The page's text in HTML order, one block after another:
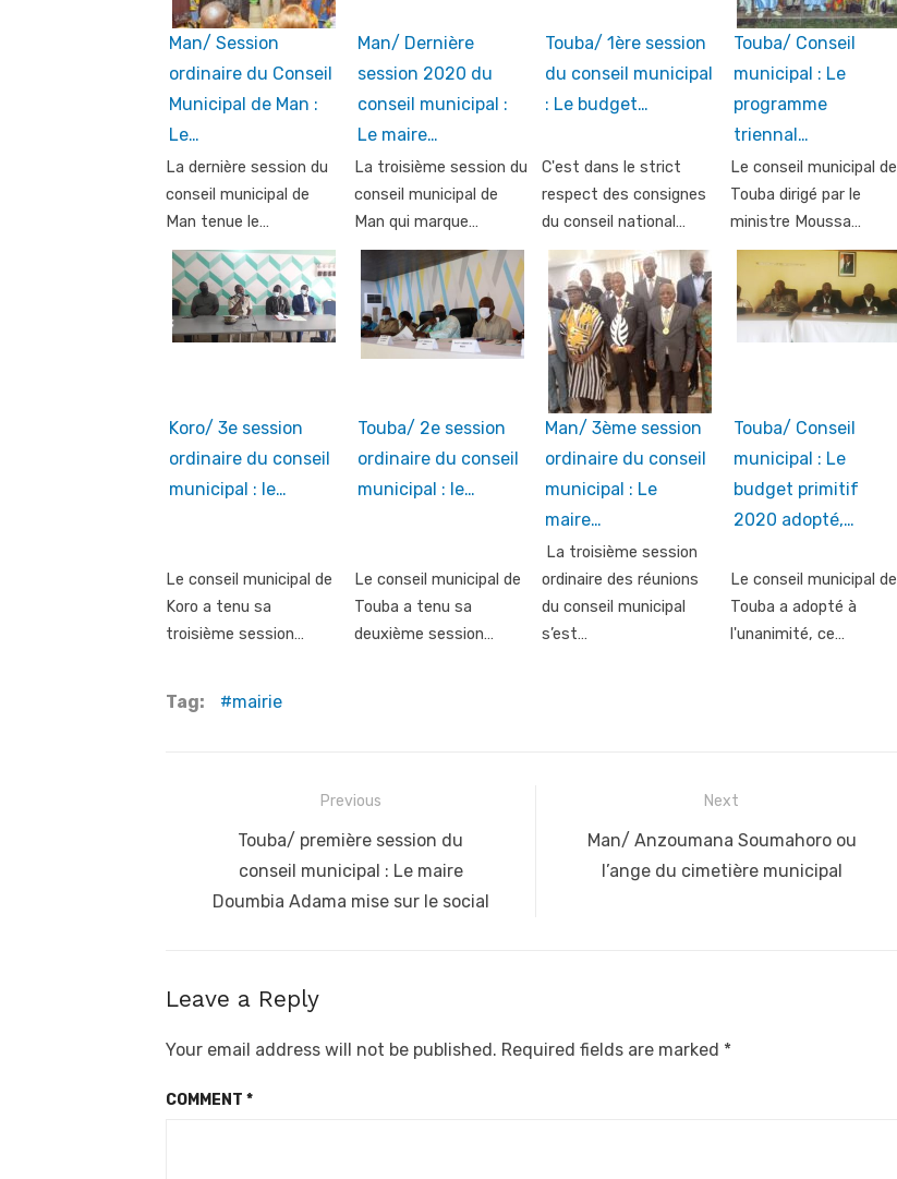
Man/ Session
ordinaire du Conseil
Municipal de Man :
Le…
La dernière session du
conseil municipal de
Man tenue le…
Man/ Dernière
session 2020 du
conseil municipal :
Le maire…
La troisième session du
conseil municipal de
Man qui marque…
Touba/ 1ère session
du conseil municipal
: Le budget…
C'est dans le strict
respect des consignes
du conseil national…
Touba/ Conseil
municipal : Le
programme
triennal…
Le conseil municipal de
Touba dirigé par le
ministre Moussa…
Koro/ 3e session
ordinaire du conseil
municipal : le…
Le conseil municipal de
Koro a tenu sa
troisième session…
Touba/ 2e session
ordinaire du conseil
municipal : le…
Le conseil municipal de
Touba a tenu sa
deuxième session…
Man/ 3ème session
ordinaire du conseil
municipal : Le
maire…
La troisième session
ordinaire des réunions
du conseil municipal
s’est…
Touba/ Conseil
municipal : Le
budget primitif
2020 adopté,…
Le conseil municipal de
Touba a adopté à
l'unanimité, ce…
Tag: mairie
navigation
Previous
Previous
post:
Touba/ première session du
conseil municipal : Le maire
Doumbia Adama mise sur le social
Next
Next
post:
Man/ Anzoumana Soumahoro ou
l’ange du cimetière municipal
Leave a Reply
Your email address will not be published. Required fields are marked *
COMMENT *